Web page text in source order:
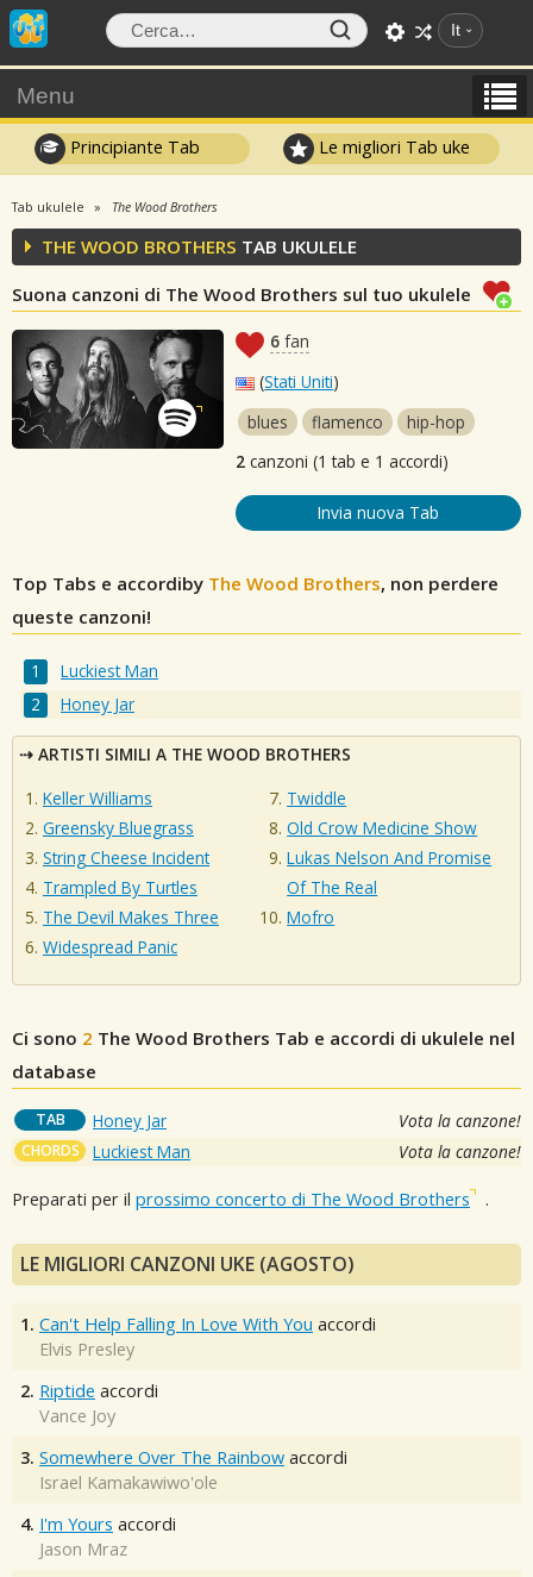
It
Menu
Principiante Tab Le migliori Tab uke
Tab ukulele The Wood Brothers
THE WOOD BROTHERS TAB UKULELE
Suona canzoni di The Wood Brothers sul tuo ukulele
6 fan
(Stati Uniti)
blues
flamenco
hip-hop
2 canzoni (1 tab e 1 accordi)
Invia nuova Tab
Top Tabs e accordiby The Wood Brothers, non perdere
queste canzoni!
Luckiest Man
Honey Jar
ARTISTI SIMILI A THE WOOD BROTHERS
Keller Williams
Greensky Bluegrass
String Cheese Incident
Trampled By Turtles
The Devil Makes Three
Widespread Panic
Twiddle
Old Crow Medicine Show
Lukas Nelson And Promise
Of The Real
Mofro
Ci sono 2 The Wood Brothers Tab e accordi di ukulele nel
database
TAB Honey Jar Vota la canzone!
CHORDS Luckiest Man Vota la canzone!
Preparati per il prossimo concerto di The Wood Brothers .
LE MIGLIORI CANZONI UKE (AGOSTO)
1. Can't Help Falling In Love With You accordi
Elvis Presley
2. Riptide accordi
Vance Joy
3. Somewhere Over The Rainbow accordi
Israel Kamakawiwo'ole
4. I'm Yours accordi
Jason Mraz